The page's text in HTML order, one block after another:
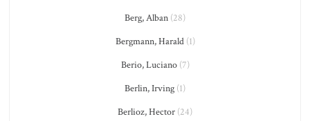
Berg, Alban (28)
Bergmann, Harald(1)
Berio, Luciano(7)
Berlin, Irving (1)
Berlioz, Hector (24)